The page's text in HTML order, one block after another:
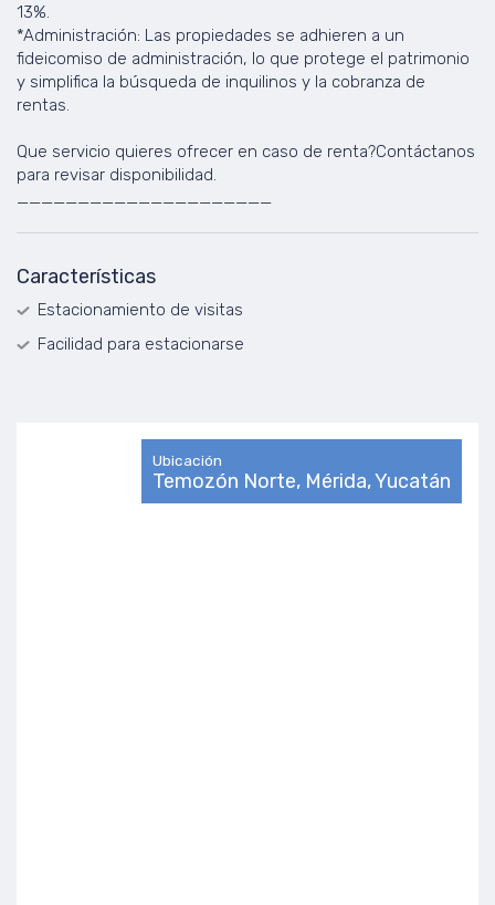
13%.
*Administración: Las propiedades se adhieren a un
fideicomiso de administración, lo que protege el patrimonio
y simplifica la búsqueda de inquilinos y la cobranza de
rentas.
Que servicio quieres ofrecer en caso de renta?Contáctanos
para revisar disponibilidad.
_____________________
Características
Estacionamiento de visitas
Facilidad para estacionarse
Ubicación
Temozón Norte, Mérida, Yucatán